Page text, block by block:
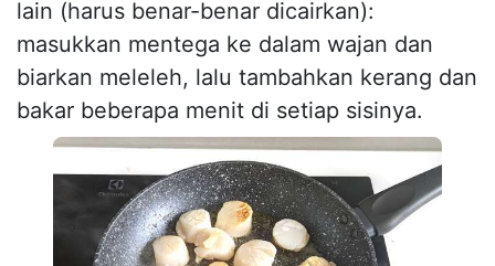
lain (harus benar-benar dicairkan):
masukkan mentega ke dalam wajan dan
biarkan meleleh, lalu tambahkan kerang dan
bakar beberapa menit di setiap sisinya.